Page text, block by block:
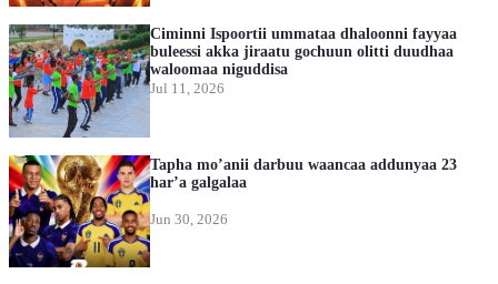
Ciminni Ispoortii ummataa dhaloonni fayyaa
buleessi akka jiraatu gochuun olitti duudhaa
waloomaa niguddisa
Jul 11, 2026
Tapha mo’anii darbuu waancaa addunyaa 23
har’a galgalaa
Jun 30, 2026